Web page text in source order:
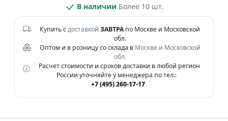
В наличии Более 10 шт.
Купить сдоставкой ЗАВТРАпо Москве и Московской
обл.
Оптом и в розницу со склада в Москве и Московской
обл.
Расчет стоимости и сроков доставки в любой регион
России уточняйте у менеджера по тел.:
+7 (495) 260-17-17